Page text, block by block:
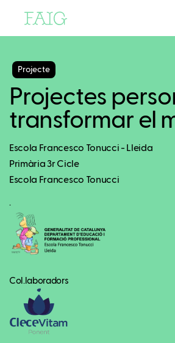
Projecte
Projectes
transformar el
Escola Francesco Tonucci - Lleida
Primària 3r Cicle
Escola Francesco Tonucci
.
Col.laboradors